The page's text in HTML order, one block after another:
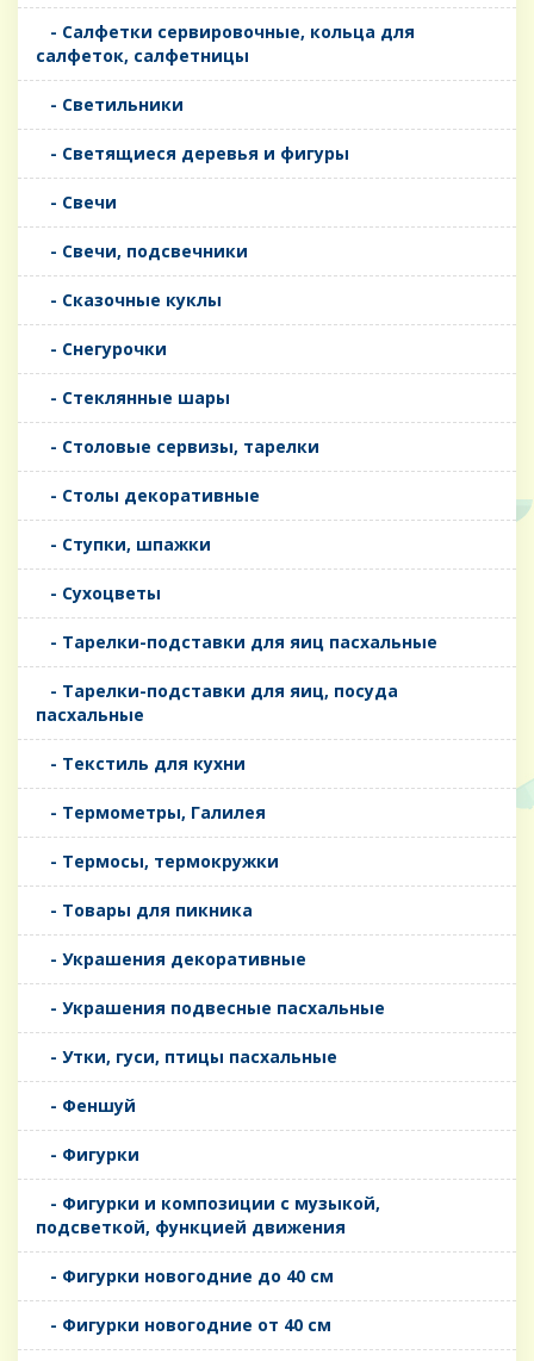
- Салфетки сервировочные, кольца для
салфеток, салфетницы
- Светильники
- Светящиеся деревья и фигуры
- Свечи
- Свечи, подсвечники
- Сказочные куклы
- Снегурочки
- Стеклянные шары
- Столовые сервизы, тарелки
- Столы декоративные
- Ступки, шпажки
- Сухоцветы
- Тарелки-подставки для яиц пасхальные
- Тарелки-подставки для яиц, посуда
пасхальные
- Текстиль для кухни
- Термометры, Галилея
- Термосы, термокружки
- Товары для пикника
- Украшения декоративные
- Украшения подвесные пасхальные
- Утки, гуси, птицы пасхальные
- Феншуй
- Фигурки
- Фигурки и композиции с музыкой,
подсветкой, функцией движения
- Фигурки новогодние до 40 см
- Фигурки новогодние от 40 см